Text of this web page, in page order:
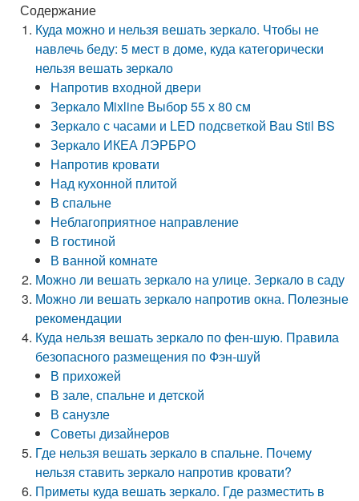
Содержание
Куда можно и нельзя вешать зеркало. Чтобы не
навлечь беду: 5 мест в доме, куда категорически
нельзя вешать зеркало
Напротив входной двери
Зеркало Mixline Выбор 55 х 80 см
Зеркало с часами и LED подсветкой Bau Stil BS
Зеркало ИКЕА ЛЭРБРО
Напротив кровати
Над кухонной плитой
В спальне
Неблагоприятное направление
В гостиной
В ванной комнате
Можно ли вешать зеркало на улице. Зеркало в саду
Можно ли вешать зеркало напротив окна. Полезные
рекомендации
Куда нельзя вешать зеркало по фен-шую. Правила
безопасного размещения по Фэн-шуй
В прихожей
В зале, спальне и детской
В санузле
Советы дизайнеров
Где нельзя вешать зеркало в спальне. Почему
нельзя ставить зеркало напротив кровати?
Приметы куда вешать зеркало. Где разместить в